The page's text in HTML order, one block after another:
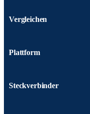
Vergleichen
Plattform
Steckverbinder